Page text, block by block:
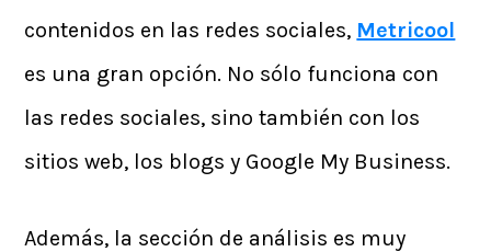
contenidos en las redes sociales, Metricool
es una gran opción. No sólo funciona con
las redes sociales, sino también con los
sitios web, los blogs y Google My Business.
Además, la sección de análisis es muy